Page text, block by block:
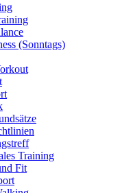
(Sonntags)
Training
Fit